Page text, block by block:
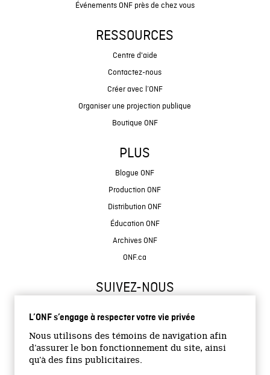
L’ONF s’engage à respecter votre vie privée
Nous utilisons des témoins de navigation afin
d’assurer le bon fonctionnement du site, ainsi
qu’à des fins publicitaires.
Événements ONF près de chez vous
RESSOURCES
Centre d'aide
Contactez-nous
Créer avec l’ONF
Organiser une projection publique
Boutique ONF
PLUS
Blogue ONF
Production ONF
Distribution ONF
Éducation ONF
Archives ONF
ONF.ca
SUIVEZ-NOUS